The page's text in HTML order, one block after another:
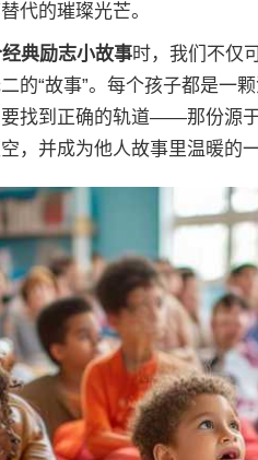
代的璀璨光芒。
典励志小故事时，我们不仅
的“故事”。每个孩子都是一
要找到正确的轨道——那份源
，并成为他人故事里温暖的一